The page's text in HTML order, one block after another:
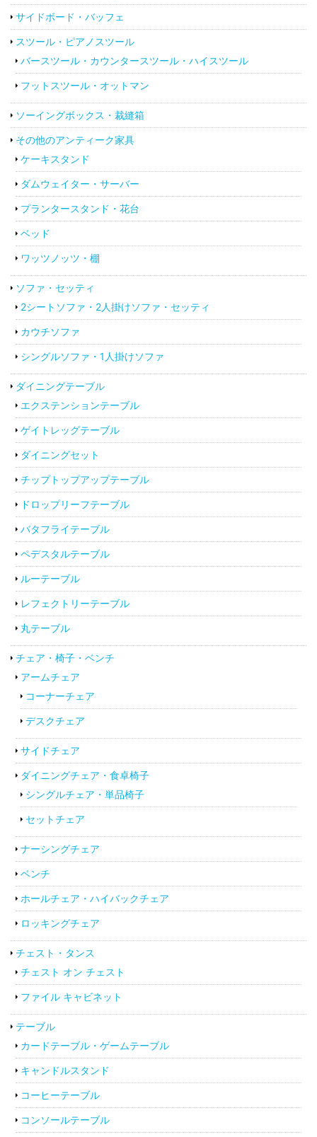
サイドボード・バッフェ
スツール・ピアノスツール
バースツール・カウンタースツール・ハイスツール
フットスツール・オットマン
ソーイングボックス・裁縫箱
その他のアンティーク家具
ケーキスタンド
ダムウェイター・サーバー
プランタースタンド・花台
ベッド
ワッツノッツ・棚
ソファ・セッティ
2シートソファ・2人掛けソファ・セッティ
カウチソファ
シングルソファ・1人掛けソファ
ダイニングテーブル
エクステンションテーブル
ゲイトレッグテーブル
ダイニングセット
チップトップアップテーブル
ドロップリーフテーブル
バタフライテーブル
ペデスタルテーブル
ルーテーブル
レフェクトリーテーブル
丸テーブル
チェア・椅子・ベンチ
アームチェア
コーナーチェア
デスクチェア
サイドチェア
ダイニングチェア・食卓椅子
シングルチェア・単品椅子
セットチェア
ナーシングチェア
ベンチ
ホールチェア・ハイバックチェア
ロッキングチェア
チェスト・タンス
チェスト オン チェスト
ファイル キャビネット
テーブル
カードテーブル・ゲームテーブル
キャンドルスタンド
コーヒーテーブル
コンソールテーブル